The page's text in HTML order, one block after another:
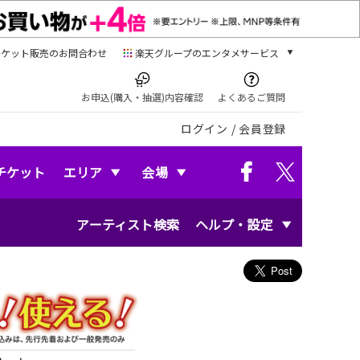
ット販売のお問合わせ 楽天グループのエンタメサービス
本/ゲーム/CD/DVD
楽天ブックス
電子書籍
楽天Kobo
音楽配信
お申込(購入・抽選)内容確認 よくあるご質問
ログイン / 会員登録
ケット エリア 会場
アーティスト検索 ヘルプ・設定